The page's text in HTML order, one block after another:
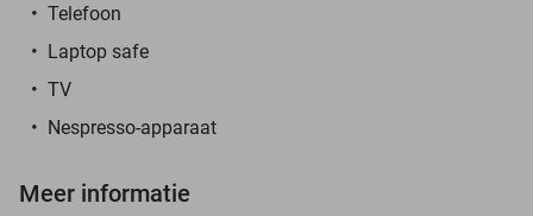
Telefoon
Laptop safe
TV
Nespresso-apparaat
Meer informatie